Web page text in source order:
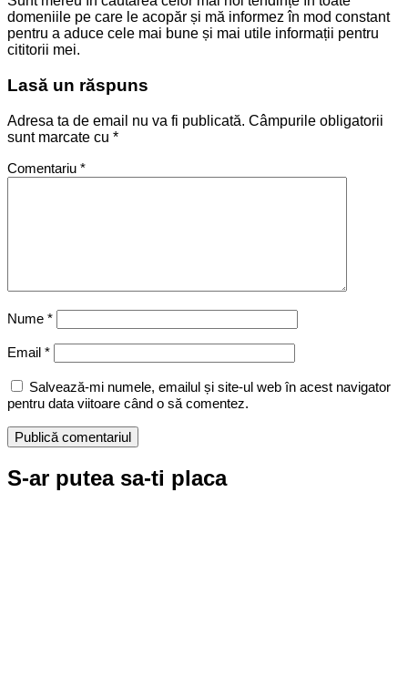
domeniile pe care le acopăr și mă informez în mod constant
pentru a aduce cele mai bune și mai utile informații pentru
cititorii mei.
Lasă un răspuns
Adresa ta de email nu va fi publicată. Câmpurile obligatorii
sunt marcate cu *
Comentariu *
Nume *
Email *
Salvează-mi numele, emailul și site-ul web în acest navigator
pentru data viitoare când o să comentez.
S-ar putea sa-ti placa